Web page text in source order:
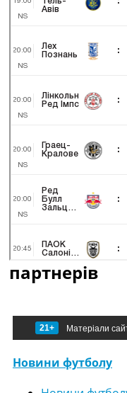
партнерів
21+ Матеріали
Новини футболу